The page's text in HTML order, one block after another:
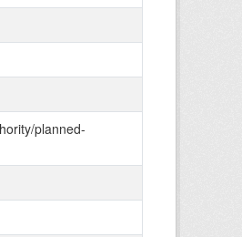
planned-